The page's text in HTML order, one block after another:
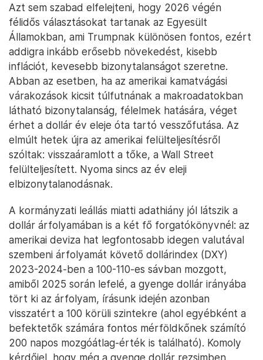
Azt sem szabad elfelejteni, hogy 2026 végén
félidős választásokat tartanak az Egyesült
Államokban, ami Trumpnak különösen fontos, ezért
addigra inkább erősebb növekedést, kisebb
inflációt, kevesebb bizonytalanságot szeretne.
Abban az esetben, ha az amerikai kamatvágási
várakozások kicsit túlfutnának a makroadatokban
látható bizonytalanság, félelmek hatására, véget
érhet a dollár év eleje óta tartó vesszőfutása. Az
elmúlt hetek újra az amerikai felülteljesítésről
szóltak: visszaáramlott a tőke, a Wall Street
felülteljesített. Nyoma sincs az év eleji
elbizonytalanodásnak.
A kormányzati leállás miatti adathiány jól látszik a
dollár árfolyamában is a két fő forgatókönyvnél: az
amerikai deviza hat legfontosabb idegen valutával
szembeni árfolyamát követő dollárindex (DXY)
2023-2024-ben a 100-110-es sávban mozgott,
amiből 2025 során lefelé, a gyenge dollár irányába
tört ki az árfolyam, írásunk idején azonban
visszatért a 100 körüli szintekre (ahol egyébként a
befektetők számára fontos mérföldkőnek számító
200 napos mozgóátlag-érték is található). Komoly
kérdőjel, hogy még a gyenge dollár rezsimben